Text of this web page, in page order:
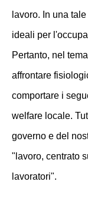
lavoro. In una
ideali per
Pertanto, nel
affrontare
comportare i
welfare locale.
governo e del
"lavoro, centrato
lavoratori".